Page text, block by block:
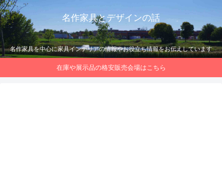
名作家具とデザインの話
名作家具を中心に家具インテリアの情報やお役立ち情報をお伝えしています
在庫や展示品の格安販売会場はこちら